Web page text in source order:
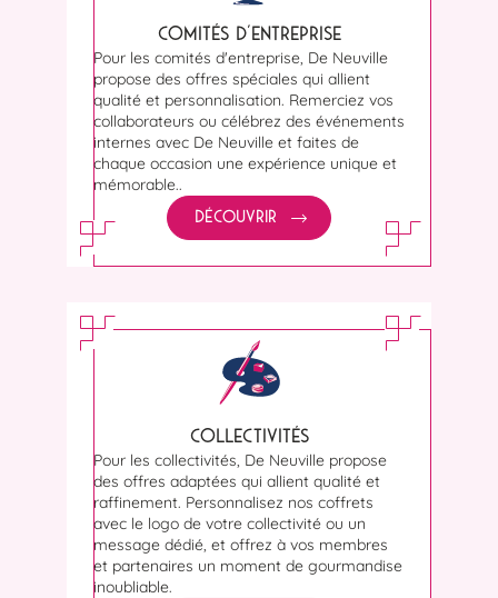
COMITÉS D'ENTREPRISE
Pour les comités d'entreprise, De Neuville
propose des offres spéciales qui allient
qualité et personnalisation. Remerciez vos
collaborateurs ou célébrez des événements
internes avec De Neuville et faites de
chaque occasion une expérience unique et
mémorable..
DÉCOUVRIR
COLLECTIVITÉS
Pour les collectivités, De Neuville propose
des offres adaptées qui allient qualité et
raffinement. Personnalisez nos coffrets
avec le logo de votre collectivité ou un
message dédié, et offrez à vos membres
et partenaires un moment de gourmandise
inoubliable.